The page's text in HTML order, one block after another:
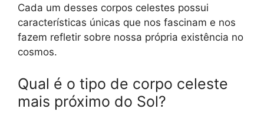
Cada um desses corpos celestes possui
características únicas que nos fascinam e nos
fazem refletir sobre nossa própria existência no
cosmos.
Qual é o tipo de corpo celeste
mais próximo do Sol?